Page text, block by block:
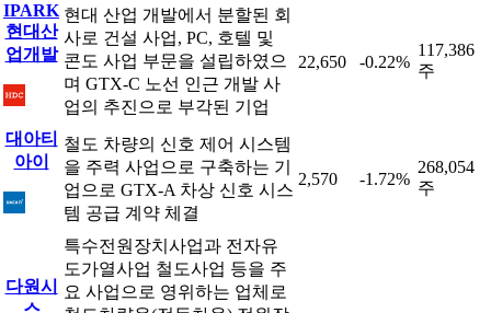
IPARK
현대산
업개발
현대 산업 개발에서 분할된 회
사로 건설 사업, PC, 호텔 및
콘도 사업 부문을 설립하였으
며 GTX-C 노선 인근 개발 사
업의 추진으로 부각된 기업
22,650 -0.22%
117,386
주
대아티
아이
철도 차량의 신호 제어 시스템
을 주력 사업으로 구축하는 기
업으로 GTX-A 차상 신호 시스
템 공급 계약 체결
2,570 -1.72%
268,054
주
다원시
스
특수전원장치사업과 전자유
도가열사업 철도사업 등을 주
요 사업으로 영위하는 업체로